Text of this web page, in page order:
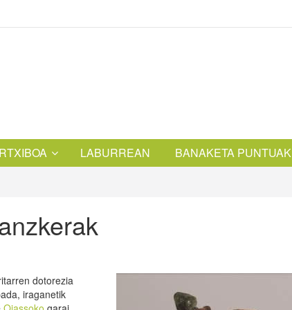
LABURREAN BANAKETA PUNTUAK
dotorezia
iraganetik